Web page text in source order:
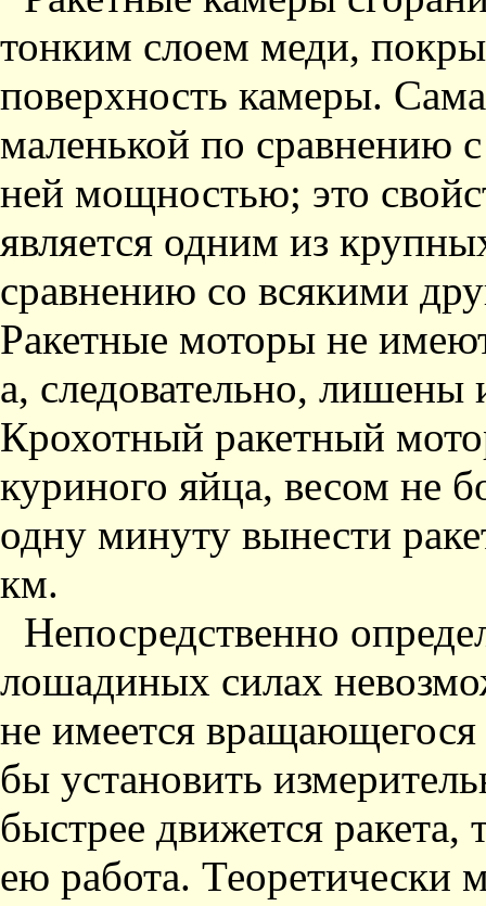
тонким слоем меди,
поверхность камеры.
маленькой по сравнению
ней мощностью; это
является одним из
сравнению со всякими
Ракетные моторы не
а, следовательно, лишены
Крохотный ракетный
куриного яйца, весом не
одну минуту вынести
км.
Непосредственно
лошадиных силах
не имеется
бы установить
быстрее движется
ею работа. Теоретически